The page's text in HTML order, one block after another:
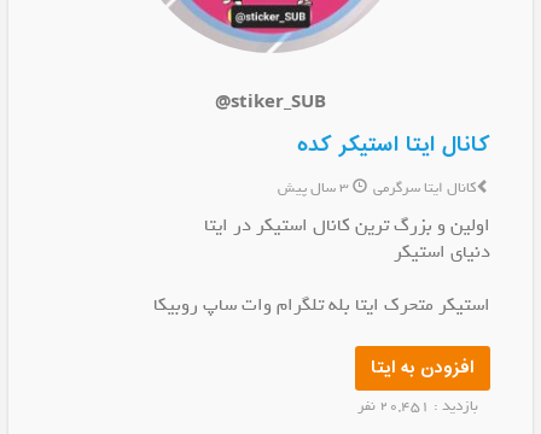
@stiker_SUB
کانال ایتا استیکر کده
کانال ایتا سرگرمی 3 سال پیش
اولین و بزرگ ترین کانال استیکر در ایتا
دنیای استیکر
استیکر متحرک ایتا بله تلگرام وات ساپ روبیکا
افزودن به ایتا
بازدید : 20,451 نفر